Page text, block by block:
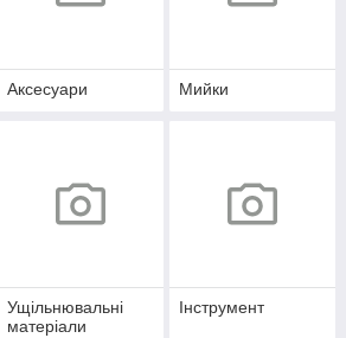
Аксесуари Мийки
Ущільнювальні
матеріали
Інструмент